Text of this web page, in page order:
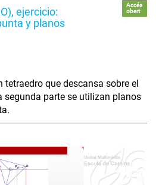
ejercicio:
y planos
Accés
obert
tetraedro que descansa sobre el
segunda parte se utilizan planos